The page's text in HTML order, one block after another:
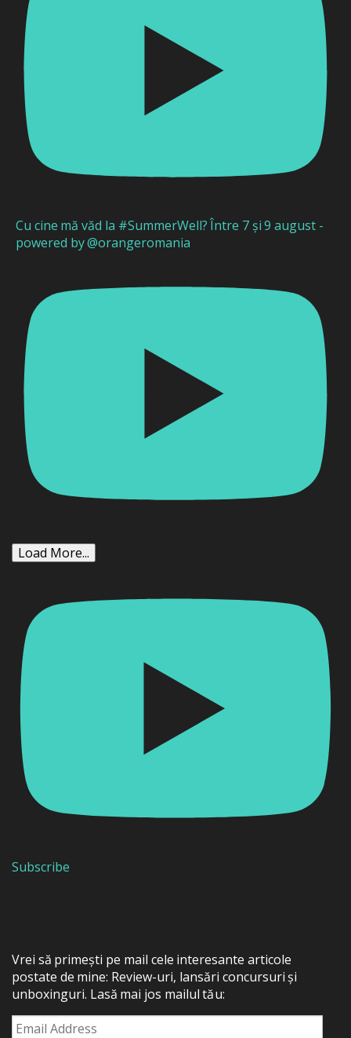
Cu cine mă văd la #SummerWell? Între 7 și 9 august -
powered by @orangeromania
Load More...
Subscribe
Vrei să primești pe mail cele interesante articole
postate de mine: Review-uri, lansări concursuri și
unboxinguri. Lasă mai jos mailul tău:
Email